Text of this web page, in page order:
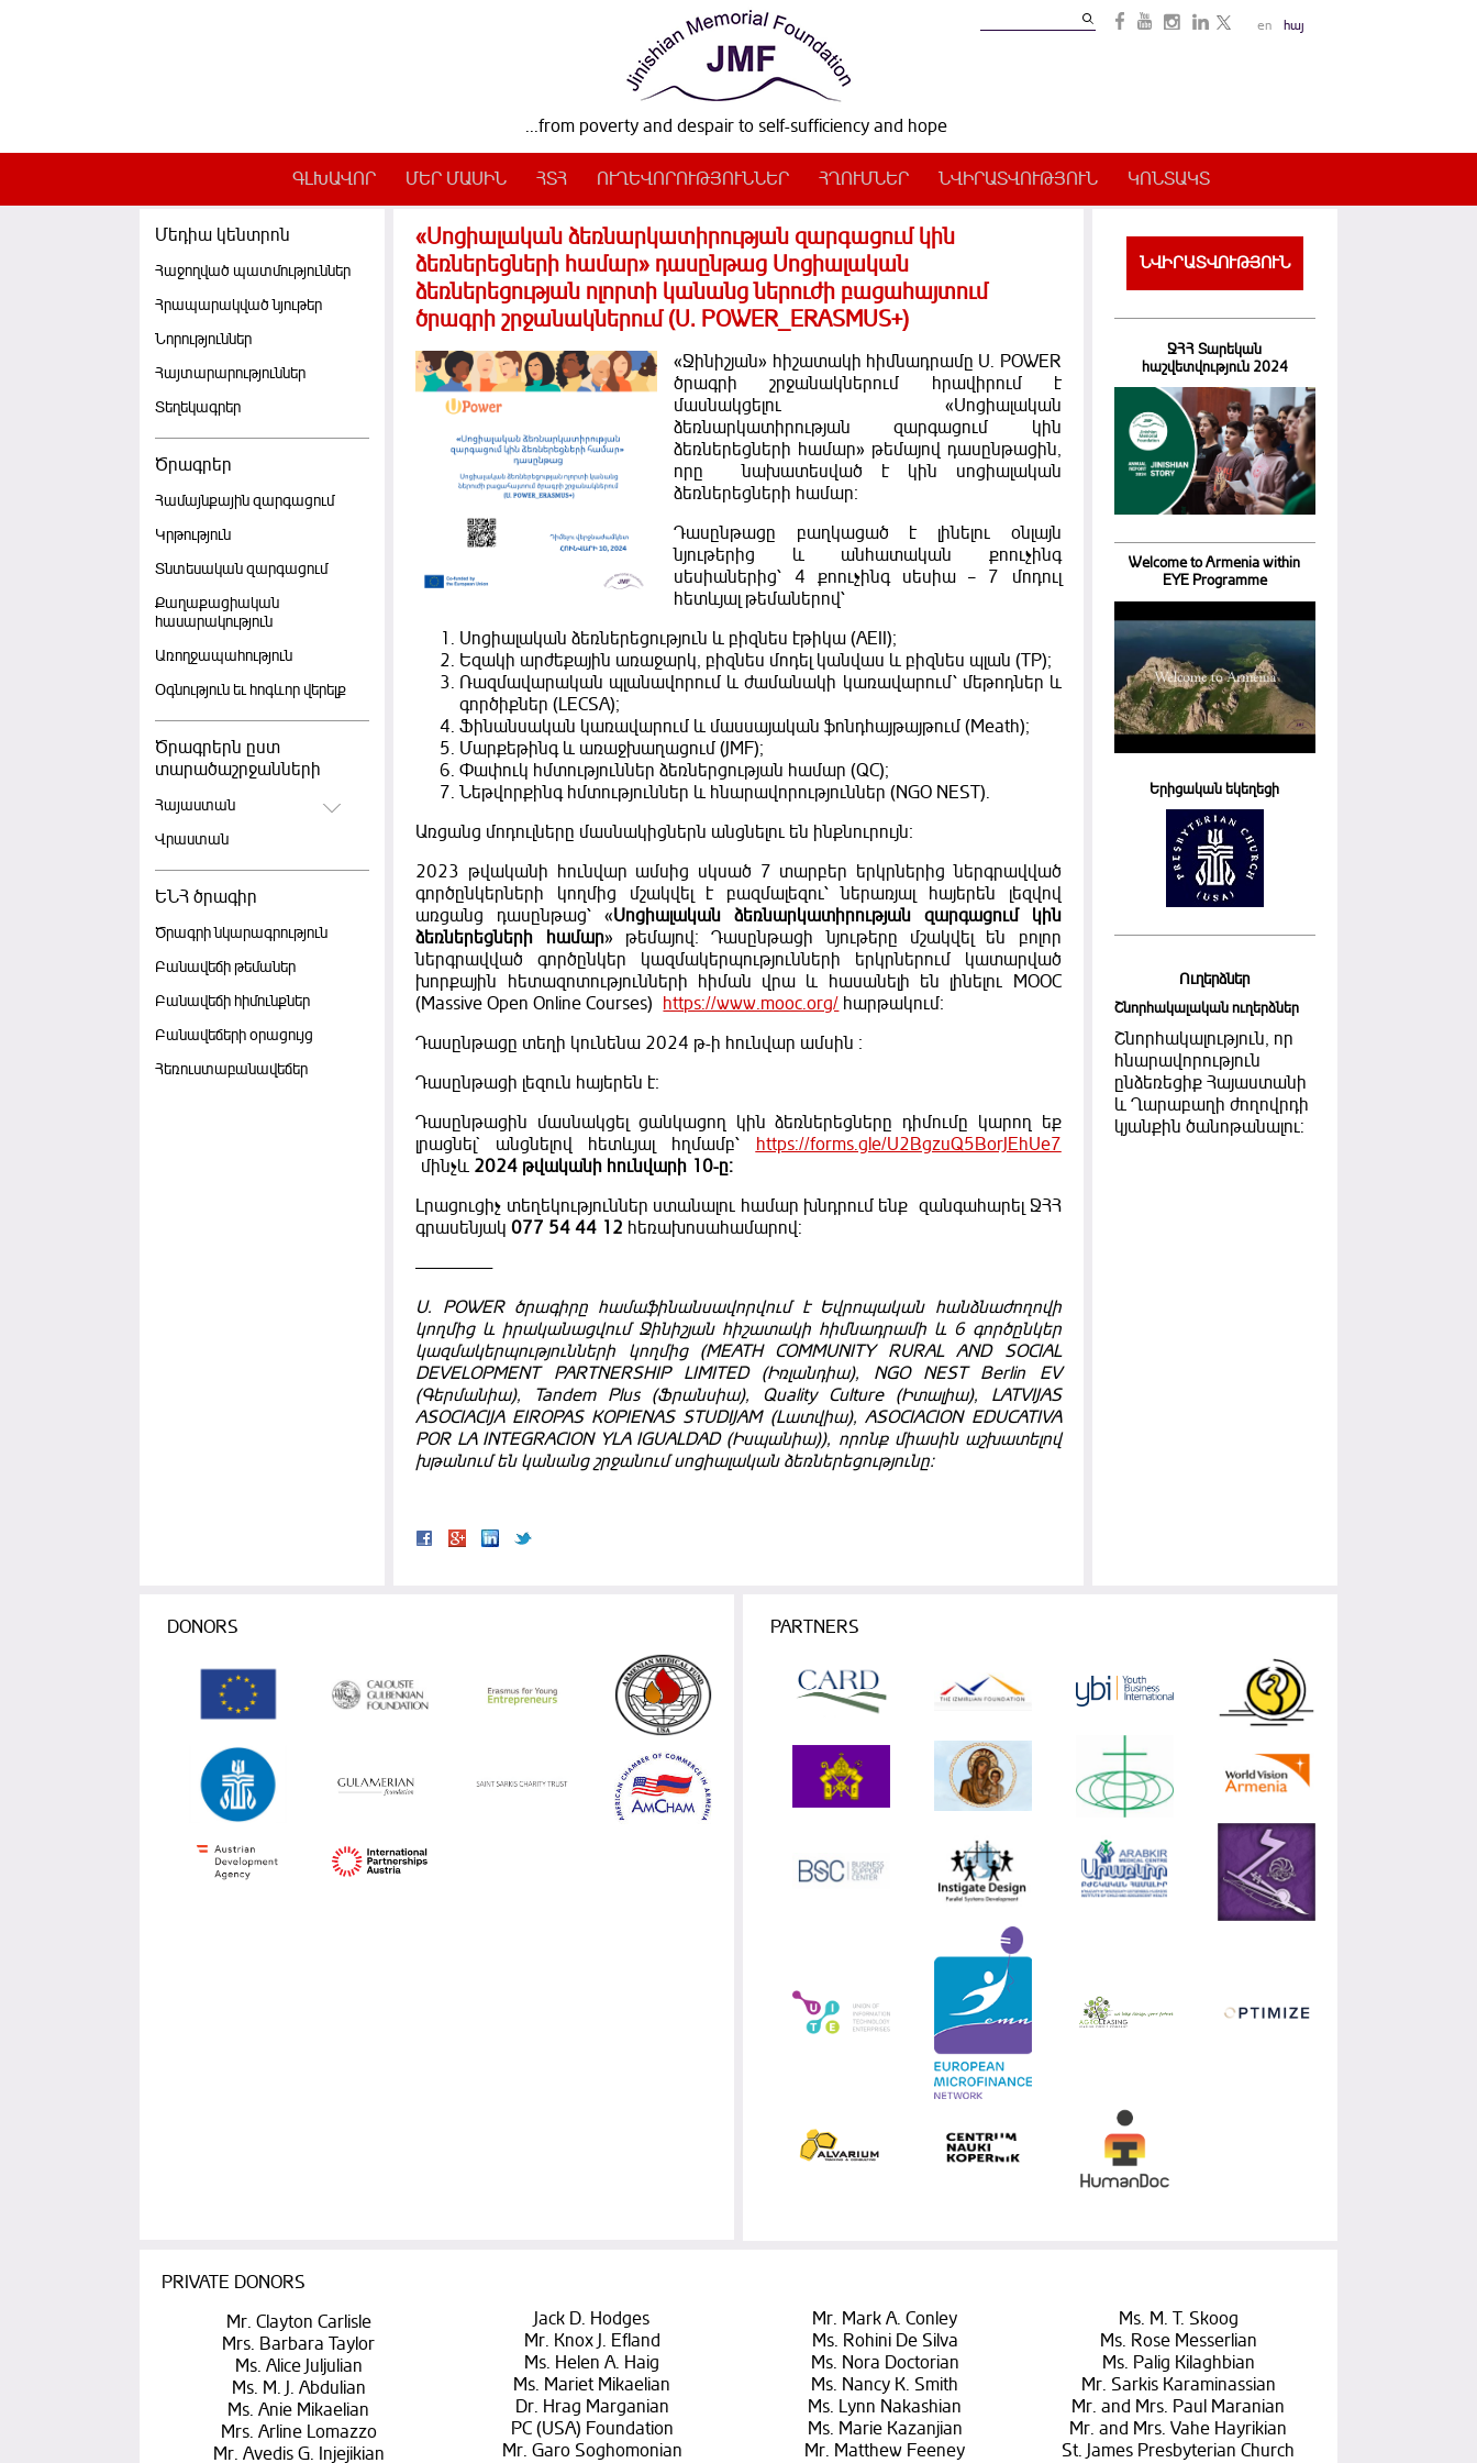
en հայ
...from poverty and despair to self-sufficiency and hope
ԳԼԽԱՎՈՐ ՄԵՐ ՄԱՍԻՆ ՀՏՀ ՈՒՂԵՎՈՐՈՒԹՅՈՒՆՆԵՐ ՀՂՈՒՄՆԵՐ ՆՎԻՐԱՏՎՈՒԹՅՈՒՆ ԿՈՆՏԱԿՏ
Մեդիա կենտրոն
Հաջողված պատմություններ
Հրապարակված նյութեր
Նորություններ
Հայտարարություններ
Տեղեկագրեր
Ծրագրեր
Համայնքային զարգացում
Կրթություն
Տնտեսական զարգացում
Քաղաքացիական
հասարակություն
Առողջապահություն
Օգնություն եւ հոգևոր վերելք
Ծրագրերն ըստ
տարածաշրջանների
Հայաստան
Վրաստան
ԵՆՀ ծրագիր
Ծրագրի նկարագրություն
Բանավեճի թեմաներ
Բանավեճի հիմունքներ
Բանավեճերի օրացույց
Հեռուստաբանավեճեր
«Սոցիալական ձեռնարկատիրության զարգացում կին
ձեռներեցների համար» դասընթաց Սոցիալական
ձեռներեցության ոլորտի կանանց ներուժի բացահայտում
ծրագրի շրջանակներում (U. POWER_ERASMUS+)
«Ջինիշյան» հիշատակի հիմնադրամը U. POWER
ծրագրի շրջանակներում հրավիրում է
մասնակցելու «Սոցիալական
ձեռնարկատիրության զարգացում կին
ձեռներեցների համար» թեմայով դասընթացին,
որը նախատեսված է կին սոցիալական
ձեռներեցների համար։
Դասընթացը բաղկացած է լինելու օնլայն
նյութերից և անհատական քոուչինգ
սեսիաներից՝ 4 քոուչինգ սեսիա – 7 մոդուլ
հետևյալ թեմաներով՝
Սոցիալական ձեռներեցություն և բիզնես էթիկա (AEII);
Եզակի արժեքային առաջարկ, բիզնես մոդել կանվաս և բիզնես պլան (TP);
Ռազմավարական պլանավորում և ժամանակի կառավարում՝ մեթոդներ և
գործիքներ (LECSA);
Ֆինանսական կառավարում և մասսայական ֆոնդհայթայթում (Meath);
Մարքեթինգ և առաջխաղացում (JMF);
Փափուկ հմտություններ ձեռներցության համար (QC);
Նեթվորքինգ հմտություններ և հնարավորություններ (NGO NEST).
Առցանց մոդուլները մասնակիցներն անցնելու են ինքնուրույն։
2023 թվականի հունվար ամսից սկսած 7 տարբեր երկրներից ներգրավված
գործընկերների կողմից մշակվել է բազմալեզու՝ ներառյալ հայերեն լեզվով
առցանց դասընթաց՝ «Սոցիալական ձեռնարկատիրության զարգացում կին
ձեռներեցների համար» թեմայով։ Դասընթացի նյութերը մշակվել են բոլոր
ներգրավված գործընկեր կազմակերպությունների երկրներում կատարված
խորքային հետազոտությունների հիման վրա և հասանելի են լինելու MOOC
(Massive Open Online Courses) https://www.mooc.org/ հարթակում։
Դասընթացը տեղի կունենա 2024 թ-ի հունվար ամսին ։
Դասընթացի լեզուն հայերեն է։
Դասընթացին մասնակցել ցանկացող կին ձեռներեցները դիմումը կարող եք
լրացնել` անցնելով հետևյալ հղմամբ՝ https://forms.gle/U2BgzuQ5BorJEhUe7
մինչև 2024 թվականի հունվարի 10-ը։
Լրացուցիչ տեղեկություններ ստանալու համար խնդրում ենք զանգահարել ՋՀՀ
գրասենյակ077 54 44 12 հեռախոսահամարով:
———————
U. POWER ծրագիրը համաֆինանսավորվում է Եվրոպական հանձնաժողովի
կողմից և իրականացվում Ջինիշյան հիշատակի հիմնադրամի և 6 գործընկեր
կազմակերպությունների կողմից (MEATH COMMUNITY RURAL AND SOCIAL
DEVELOPMENT PARTNERSHIP LIMITED (Իռլանդիա), NGO NEST Berlin EV
(Գերմանիա), Tandem Plus (Ֆրանսիա), Quality Culture (Իտալիա), LATVIJAS
ASOCIACIJA EIROPAS KOPIENAS STUDIJAM (Լատվիա), ASOCIACION EDUCATIVA
POR LA INTEGRACION YLA IGUALDAD (Իսպանիա)), որոնք միասին աշխատելով
խթանում են կանանց շրջանում սոցիալական ձեռներեցությունը։
ՆՎԻՐԱՏՎՈՒԹՅՈՒՆ
ՋՀՀ Տարեկան
հաշվետվություն 2024
Welcome to Armenia within
EYE Programme
Երիցական եկեղեցի
Ուղերձներ
Շնորհակալական ուղերձներ
Շնորհակալություն, որ
հնարավորություն
ընձեռեցիք Հայաստանի
և Ղարաբաղի ժողովրդի
կյանքին ծանոթանալու:
DONORS PARTNERS
PRIVATE DONORS
Mr. Clayton Carlisle
Mrs. Barbara Taylor
Ms. Alice Juljulian
Ms. M. J. Abdulian
Ms. Anie Mikaelian
Mrs. Arline Lomazzo
Mr. Avedis G. Injejikian
Jack D. Hodges
Mr. Knox J. Efland
Ms. Helen A. Haig
Ms. Mariet Mikaelian
Dr. Hrag Marganian
PC (USA) Foundation
Mr. Garo Soghomonian
Mr. Mark A. Conley
Ms. Rohini De Silva
Ms. Nora Doctorian
Ms. Nancy K. Smith
Ms. Lynn Nakashian
Ms. Marie Kazanjian
Mr. Matthew Feeney
Ms. M. T. Skoog
Ms. Rose Messerlian
Ms. Palig Kilaghbian
Mr. Sarkis Karaminassian
Mr. and Mrs. Paul Maranian
Mr. and Mrs. Vahe Hayrikian
St. James Presbyterian Church